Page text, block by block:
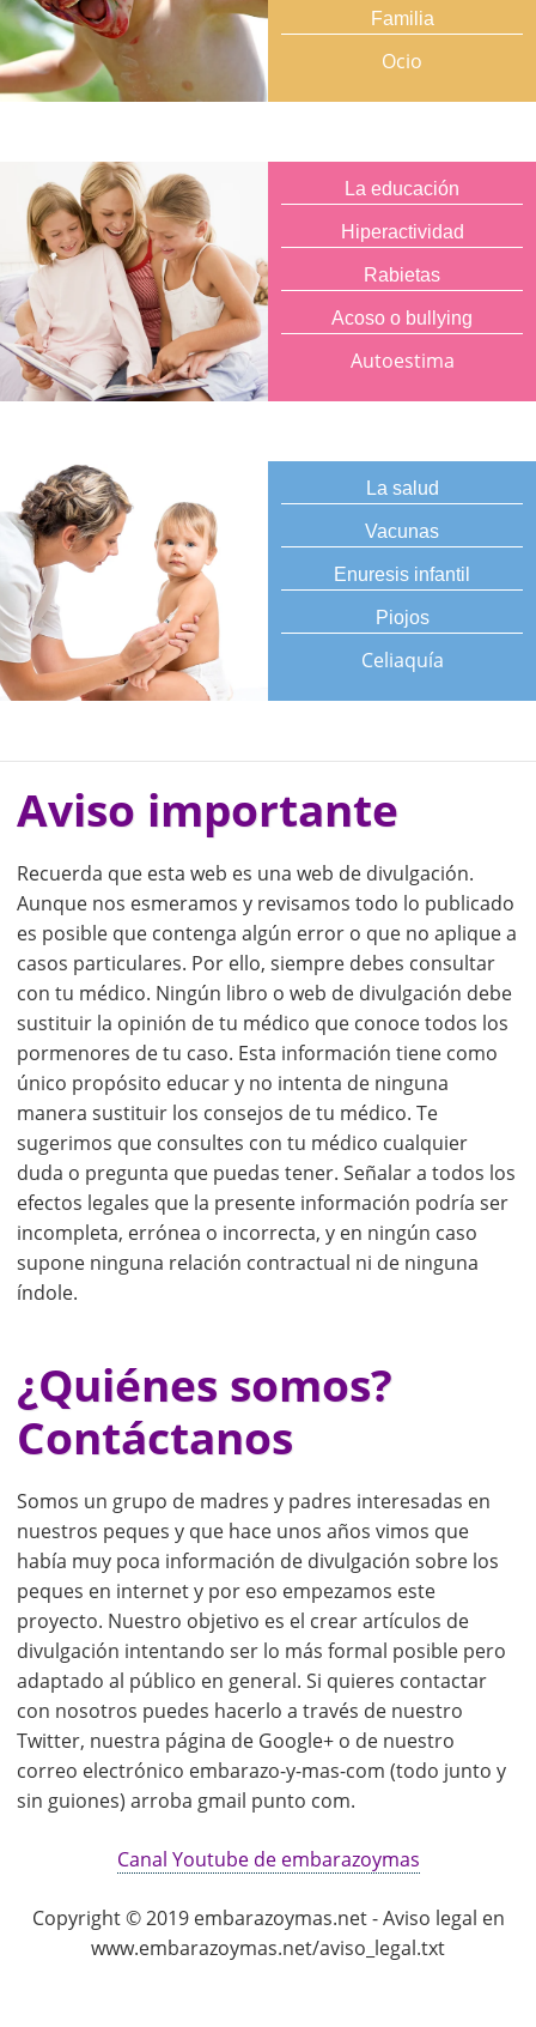
Familia
Ocio
La educación
Hiperactividad
Rabietas
Acoso o bullying
Autoestima
La salud
Vacunas
Enuresis infantil
Piojos
Celiaquía
Aviso importante
Recuerda que esta web es una web de divulgación.
Aunque nos esmeramos y revisamos todo lo publicado
es posible que contenga algún error o que no aplique a
casos particulares. Por ello, siempre debes consultar
con tu médico. Ningún libro o web de divulgación debe
sustituir la opinión de tu médico que conoce todos los
pormenores de tu caso. Esta información tiene como
único propósito educar y no intenta de ninguna
manera sustituir los consejos de tu médico. Te
sugerimos que consultes con tu médico cualquier
duda o pregunta que puedas tener. Señalar a todos los
efectos legales que la presente información podría ser
incompleta, errónea o incorrecta, y en ningún caso
supone ninguna relación contractual ni de ninguna
índole.
¿Quiénes somos?
Contáctanos
Somos un grupo de madres y padres interesadas en
nuestros peques y que hace unos años vimos que
había muy poca información de divulgación sobre los
peques en internet y por eso empezamos este
proyecto. Nuestro objetivo es el crear artículos de
divulgación intentando ser lo más formal posible pero
adaptado al público en general. Si quieres contactar
con nosotros puedes hacerlo a través de nuestro
Twitter, nuestra página de Google+ o de nuestro
correo electrónico embarazo-y-mas-com (todo junto y
sin guiones) arroba gmail punto com.
Canal Youtube de embarazoymas
Copyright © 2019 embarazoymas.net - Aviso legal en
www.embarazoymas.net/aviso_legal.txt